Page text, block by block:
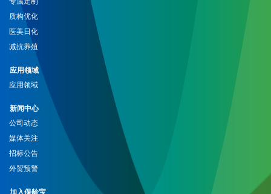
质构优化
医美日化
减抗养殖
应用领域
应用领域
新闻中心
公司动态
媒体关注
招标公告
外贸预警
加入保龄宝